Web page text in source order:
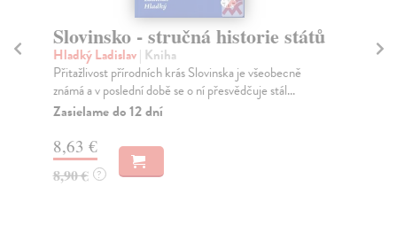
Slovinsko - stručná historie států
Hladký Ladislav| Kniha
Přitažlivost přírodních krás Slovinska je všeobecně
známá a v poslední době se o ní přesvědčuje stál...
Zasielame do 12 dní
8,63 €
8,90 € ?